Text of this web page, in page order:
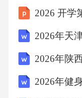
的，任何一方
起诉讼。七、
乙双方各执一
2026年陕